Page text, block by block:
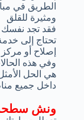
ونش سطحه
الطريق في
ومثيرة للقلق
فقد تجد نفسك
تحتاج إلى
إصلاح أو
وفي هذه
هي الحل
داخل جميع